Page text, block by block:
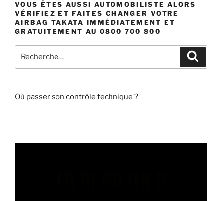
VOUS ÊTES AUSSI AUTOMOBILISTE ALORS
VÉRIFIEZ ET FAITES CHANGER VOTRE
AIRBAG TAKATA IMMÉDIATEMENT ET
GRATUITEMENT AU 0800 700 800
pour
Où passer son contrôle technique ?